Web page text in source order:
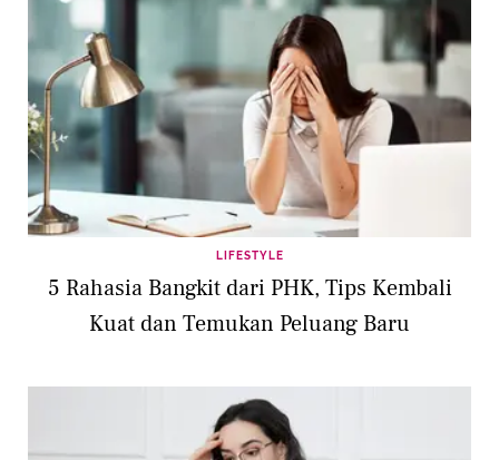
LIFESTYLE
5 Rahasia Bangkit dari PHK, Tips Kembali
Kuat dan Temukan Peluang Baru